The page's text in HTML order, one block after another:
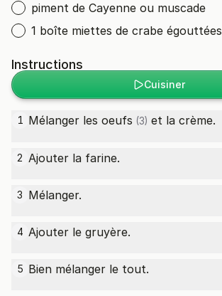
piment de Cayenne ou muscade
1 boîte miettes de crabe égouttées
Instructions
Cuisiner
1 Mélanger les oeufs (3) et la crème.
2 Ajouter la farine.
3 Mélanger.
4 Ajouter le gruyère.
5 Bien mélanger le tout.